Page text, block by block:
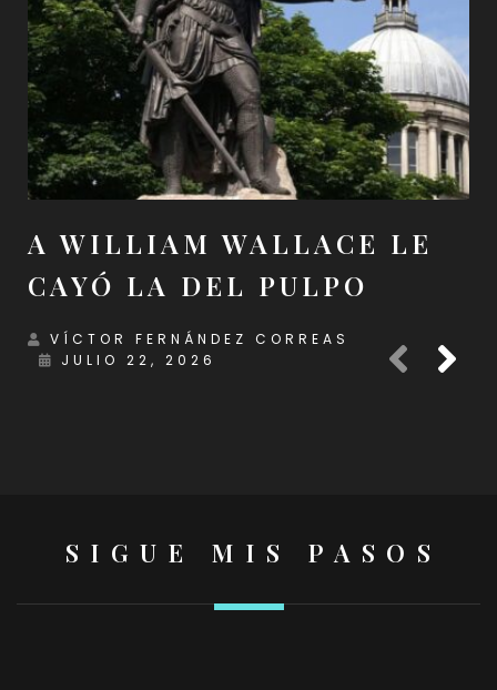
A WILLIAM WALLACE LE
CAYÓ LA DEL PULPO
VÍCTOR FERNÁNDEZ CORREAS
JULIO 22, 2026
SIGUE MIS PASOS